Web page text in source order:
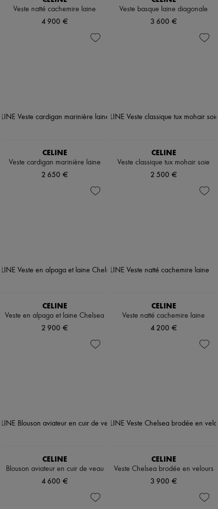
Veste natté cachemire laine
4 900 €
Veste basque laine diagonale
3 600 €
CELINE
Veste cardigan marinière laine
2 650 €
CELINE
Veste classique tux mohair soie
2 500 €
CELINE
Veste en alpaga et laine Chelsea
2 900 €
CELINE
Veste natté cachemire laine
4 200 €
CELINE
Blouson aviateur en cuir de veau
4 600 €
CELINE
Veste Chelsea brodée en velours
3 900 €